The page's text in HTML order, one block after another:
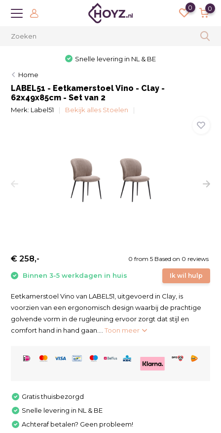
0 0
Snelle levering in NL & BE
Home
LABEL51 - Eetkamerstoel Vino - Clay -
62x49x85cm - Set van 2
Merk: Label51 Bekijk alles Stoelen
0 from 5 Based on 0 reviews
Ik wil hulp
€ 258,-
Binnen 3-5 werkdagen in huis
Eetkamerstoel Vino van LABEL51, uitgevoerd in Clay, is
voorzien van een ergonomisch design waarbij de prachtige
golvende vorm in de rugleuning ervoor zorgt dat stijl en
comfort hand in hand gaan....Toon meer
Gratis thuisbezorgd
Snelle levering in NL & BE
Achteraf betalen? Geen probleem!